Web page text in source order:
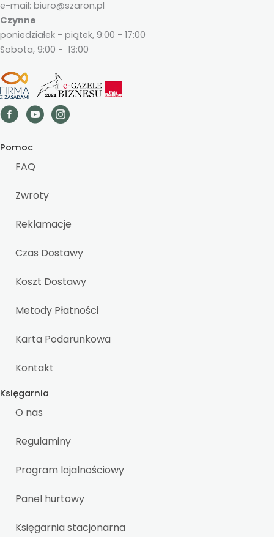
e-mail: biuro@szaron.pl
Czynne
poniedziałek - piątek, 9:00 - 17:00
Sobota, 9:00 - 13:00
Pomoc
FAQ
Zwroty
Reklamacje
Czas Dostawy
Koszt Dostawy
Metody Płatności
Karta Podarunkowa
Kontakt
Księgarnia
O nas
Regulaminy
Program lojalnościowy
Panel hurtowy
Księgarnia stacjonarna